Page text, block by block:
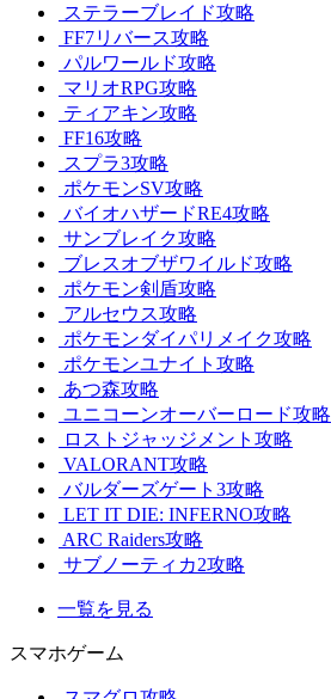
ステラーブレイド攻略
FF7リバース攻略
パルワールド攻略
マリオRPG攻略
ティアキン攻略
FF16攻略
スプラ3攻略
ポケモンSV攻略
バイオハザードRE4攻略
サンブレイク攻略
ブレスオブザワイルド攻略
ポケモン剣盾攻略
アルセウス攻略
ポケモンダイパリメイク攻略
ポケモンユナイト攻略
あつ森攻略
ユニコーンオーバーロード攻略
ロストジャッジメント攻略
VALORANT攻略
バルダーズゲート3攻略
LET IT DIE: INFERNO攻略
ARC Raiders攻略
サブノーティカ2攻略
一覧を見る
スマホゲーム